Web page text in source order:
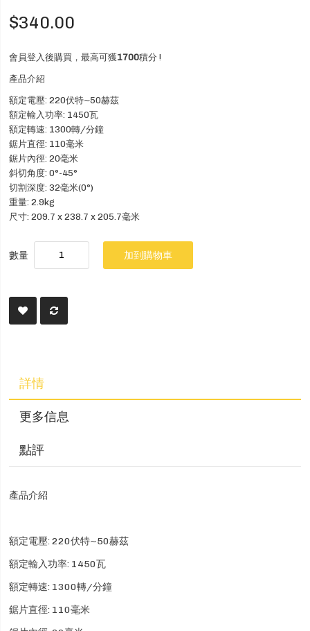
$340.00
會員登入後購買，最高可獲1700積分 !
產品介紹
額定電壓: 220伏特~50赫茲
額定輸入功率: 1450瓦
額定轉速: 1300轉/分鐘
鋸片直徑: 110毫米
鋸片內徑: 20毫米
斜切角度: 0°-45°
切割深度: 32毫米(0°)
重量: 2.9kg
尺寸: 209.7 x 238.7 x 205.7毫米
數量 加到購物車
詳情
更多信息
點評
產品介紹
額定電壓: 220伏特~50赫茲
額定輸入功率: 1450瓦
額定轉速: 1300轉/分鐘
鋸片直徑: 110毫米